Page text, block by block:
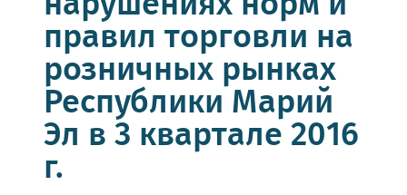
правил торговли на
розничных рынках
Республики Марий
Эл в 3 квартале 2016
г.